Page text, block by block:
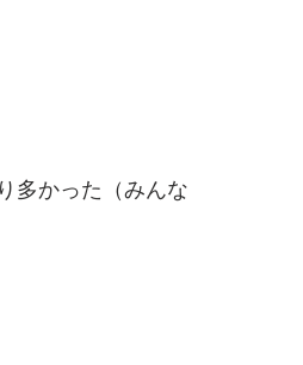
多かった（みんな